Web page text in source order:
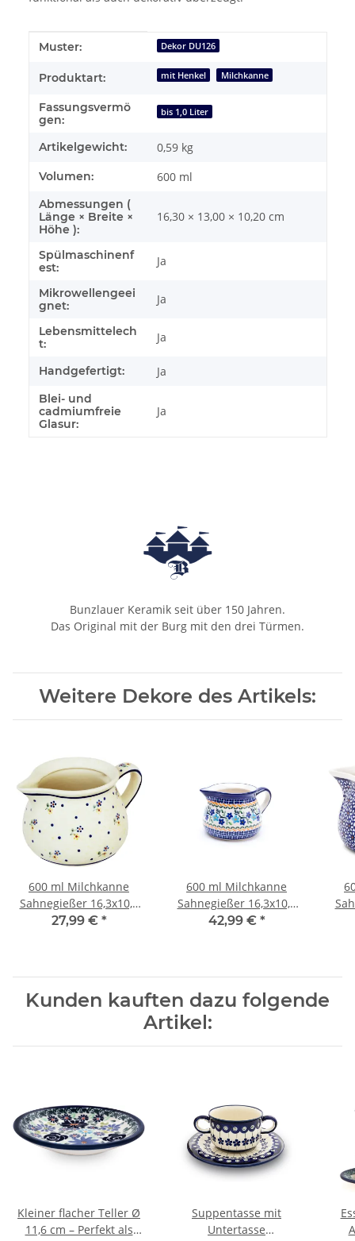
Produkteigenschaft
Wert
Muster: Dekor DU126
Produktart: mit Henkel Milchkanne
Fassungsvermö
gen:
bis 1,0 Liter
Artikelgewicht: 0,59 kg
Volumen: 600 ml
Abmessungen (
Länge × Breite ×
Höhe ):
16,30 × 13,00 × 10,20 cm
Spülmaschinenf
est:
Ja
Mikrowellengeei
gnet:
Ja
Lebensmittelech
t:
Ja
Handgefertigt: Ja
Blei- und
cadmiumfreie
Glasur:
Ja
Bunzlauer Keramik seit über 150 Jahren.
Das Original mit der Burg mit den drei Türmen.
Weitere Dekore des Artikels:
600 ml Milchkanne
Sahnegießer 16,3x10,2
cm, Dekor 111
27,99 € *
600 ml Milchkanne
Sahnegießer 16,3x10,2
cm, Dekor 1154a
42,99 € *
Kunden kauften dazu folgende
Artikel:
Kleiner flacher Teller Ø
11,6 cm – Perfekt als
Suppentasse mit
Untertasse